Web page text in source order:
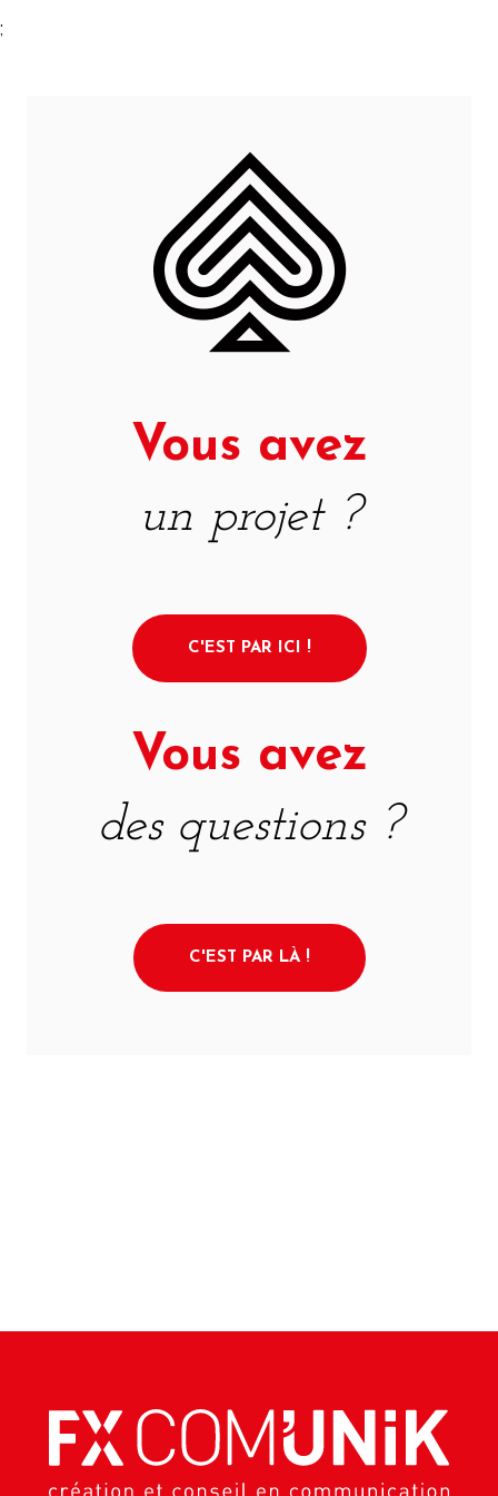
;
Vous avez
un projet ?
C'EST PAR ICI !
Vous avez
des questions ?
C'EST PAR LÀ !